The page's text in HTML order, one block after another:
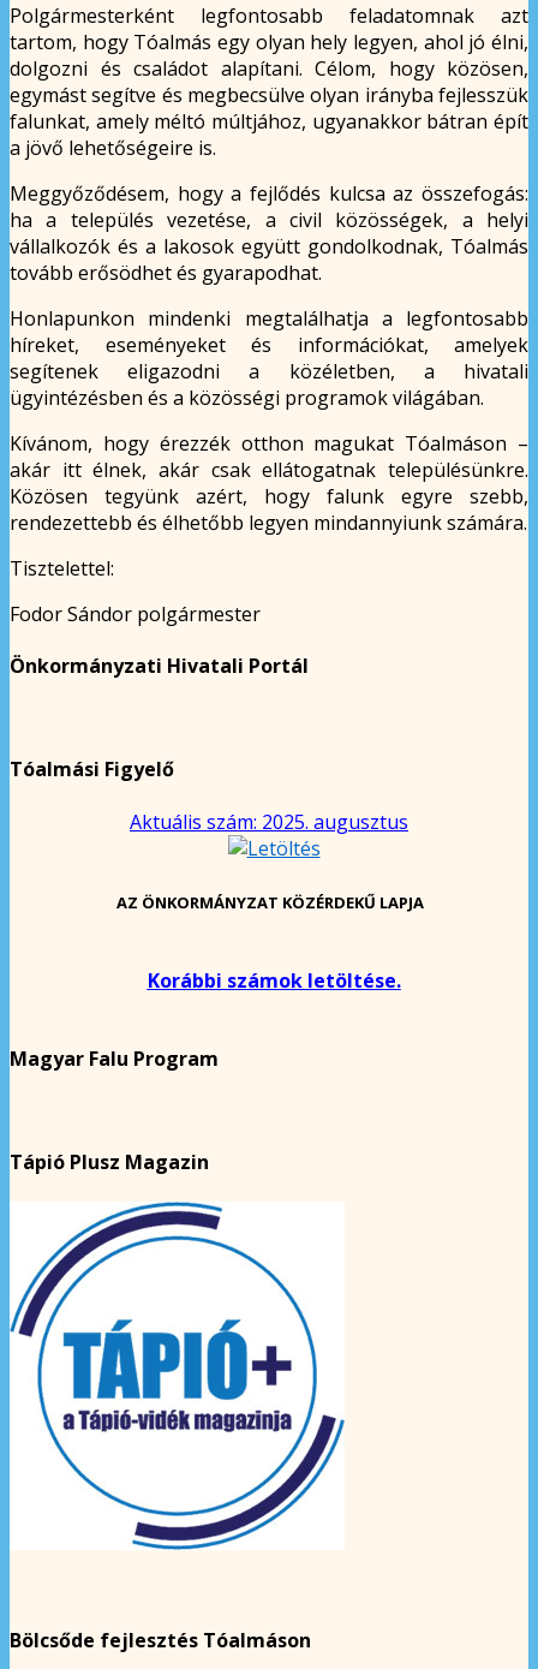
Polgármesterként legfontosabb feladatomnak azt
tartom, hogy Tóalmás egy olyan hely legyen, ahol jó élni,
dolgozni és családot alapítani. Célom, hogy közösen,
egymást segítve és megbecsülve olyan irányba fejlesszük
falunkat, amely méltó múltjához, ugyanakkor bátran épít
a jövő lehetőségeire is.
Meggyőződésem, hogy a fejlődés kulcsa az összefogás:
ha a település vezetése, a civil közösségek, a helyi
vállalkozók és a lakosok együtt gondolkodnak, Tóalmás
tovább erősödhet és gyarapodhat.
Honlapunkon mindenki megtalálhatja a legfontosabb
híreket, eseményeket és információkat, amelyek
segítenek eligazodni a közéletben, a hivatali
ügyintézésben és a közösségi programok világában.
Kívánom, hogy érezzék otthon magukat Tóalmáson –
akár itt élnek, akár csak ellátogatnak településünkre.
Közösen tegyünk azért, hogy falunk egyre szebb,
rendezettebb és élhetőbb legyen mindannyiunk számára.
Tisztelettel:
Fodor Sándor polgármester
Önkormányzati Hivatali Portál
Tóalmási Figyelő
Aktuális szám: 2025. augusztus
AZ ÖNKORMÁNYZAT KÖZÉRDEKŰ LAPJA
Korábbi számok letöltése.
Magyar Falu Program
Tápió Plusz Magazin
Bölcsőde fejlesztés Tóalmáson